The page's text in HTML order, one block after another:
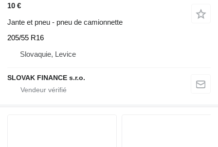
10 €
Jante et pneu - pneu de camionnette
205/55 R16
Slovaquie, Levice
SLOVAK FINANCE s.r.o.